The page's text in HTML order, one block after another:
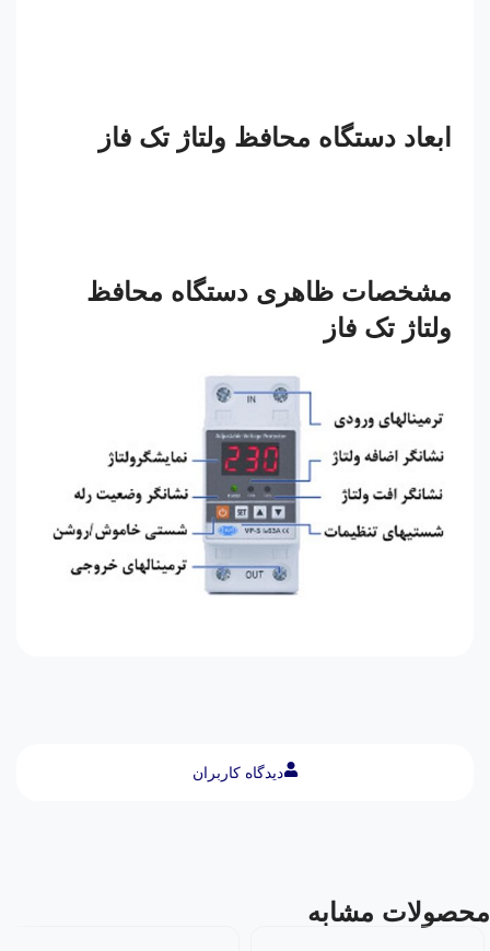
دیدگاه کاربران
ابعاد دستگاه محافظ ولتاژ تک فاز
مشخصات ظاهری دستگاه محافظ
ولتاژ تک فاز
محصولات مشابه